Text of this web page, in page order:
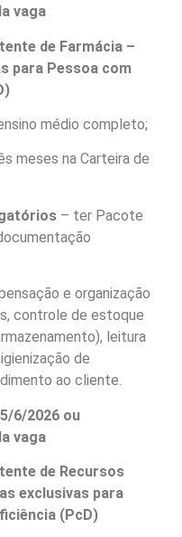
vaga
de Farmácia –
para Pessoa com
médio completo;
meses na Carteira de
– ter Pacote
e organização
controle de estoque
leitura
de
ao cliente.
6/2026 ou
vaga
de Recursos
exclusivas para
(PcD)